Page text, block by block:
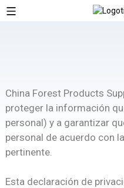
China Forest Products
proteger la información
personal) y a garantizar
personal de acuerdo con
pertinente.
Esta declaración de